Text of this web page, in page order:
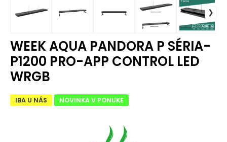
WEEK AQUA PANDORA P SÉRIA-
P1200 PRO-APP CONTROL LED
WRGB
IBA U NÁS NOVINKA V PONUKE